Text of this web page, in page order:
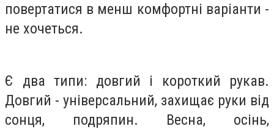
повертатися в менш комфортні варіанти -
не хочеться.
Є два типи: довгий і короткий рукав.
Довгий - універсальний, захищає руки від
сонця, подряпин. Весна, осінь,